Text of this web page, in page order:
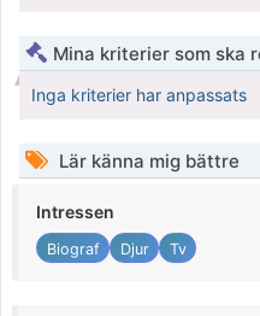
Mina kriterier som ska
Inga kriterier har anpassats
Lär känna mig bättre
Intressen
Biograf Djur Tv